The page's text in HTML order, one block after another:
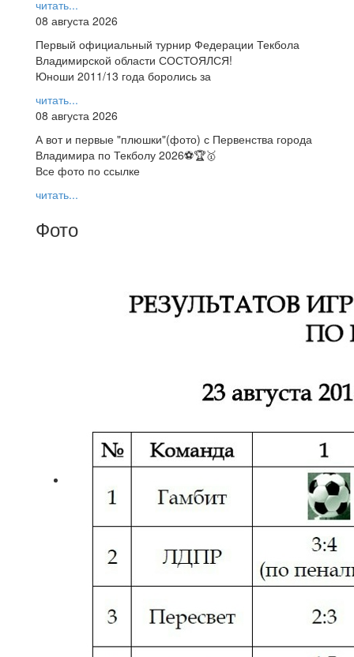
читать...
08 августа 2026
Первый официальный турнир Федерации Текбола
Владимирской области СОСТОЯЛСЯ!
Юноши 2011/13 года боролись за
читать...
08 августа 2026
А вот и первые "плюшки"(фото) с Первенства города
Владимира по Текболу 2026⚽🏆🥇
Все фото по ссылке
читать...
Фото